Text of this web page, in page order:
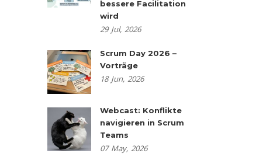
bessere Facilitation
wird
29 Jul, 2026
Scrum Day 2026 –
Vorträge
18 Jun, 2026
Webcast: Konflikte
navigieren in Scrum
Teams
07 May, 2026